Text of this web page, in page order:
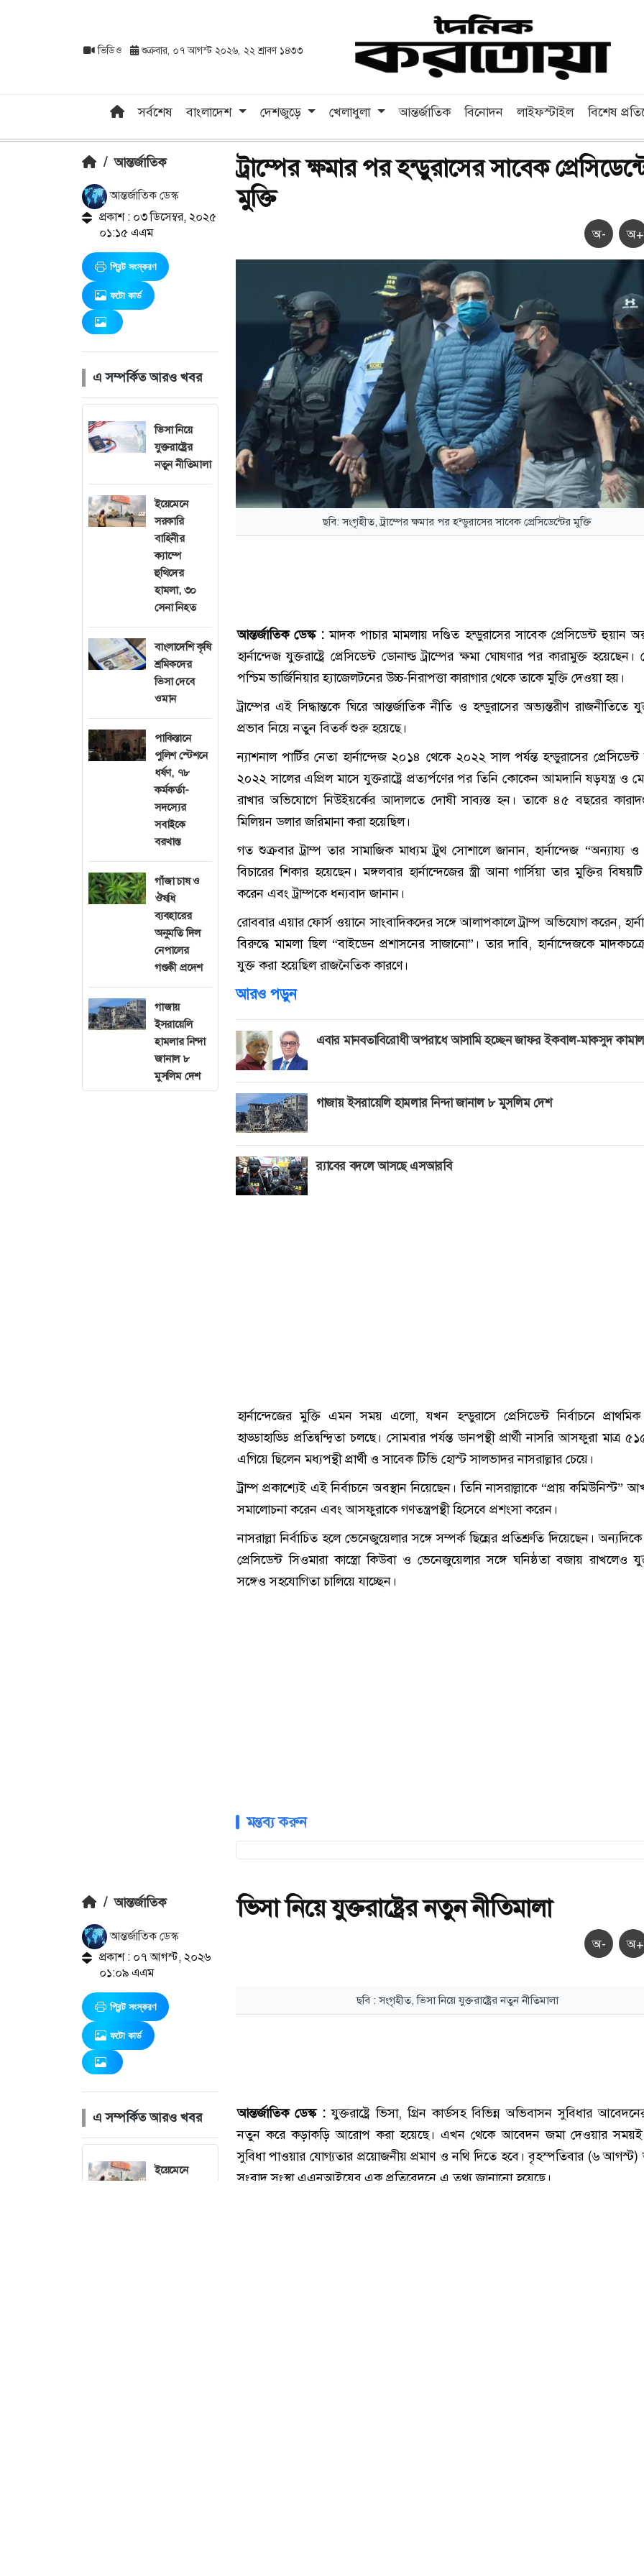
ভিডিও শুক্রবার, ০৭ আগস্ট ২০২৬, ২২ শ্রাবণ ১৪৩৩
সর্বশেষ বাংলাদেশ দেশজুড়ে খেলাধুলা আন্তর্জাতিক বিনোদন লাইফস্টাইল বিশেষ
/ আন্তর্জাতিক
আন্তর্জাতিক ডেস্ক
প্রকাশ : ০৩ ডিসেম্বর, ২০২৫
০১:১৫ এএম
প্রিন্ট সংস্করণ
ফটো কার্ড
এ সম্পর্কিত আরও খবর
ভিসা নিয়ে
যুক্তরাষ্ট্রের
নতুন নীতিমালা
ইয়েমেনে
সরকারি
বাহিনীর
ক্যাম্পে
হুথিদের
হামলা, ৩০
সেনা নিহত
বাংলাদেশি কৃষি
শ্রমিকদের
ভিসা দেবে
ওমান
পাকিস্তানে
পুলিশ স্টেশনে
ধর্ষণ, ৭৮
কর্মকর্তা-
সদস্যের
সবাইকে
বরখাস্ত
গাঁজা চাষ ও
ঔষধি
ব্যবহারের
অনুমতি দিল
নেপালের
গণ্ডকী প্রদেশ
গাজায়
ইসরায়েলি
হামলার নিন্দা
জানাল ৮
মুসলিম দেশ
ট্রাম্পের ক্ষমার পর হন্ডুরাসের সাবেক
মুক্তি
অ- অ+
ছবি: সংগৃহীত, ট্রাম্পের ক্ষমার পর হন্ডুরাসের সাবেক প্রেসিডেন্টের মুক্তি
আন্তর্জাতিক ডেস্ক:মাদক পাচার মামলায় দণ্ডিত হন্ডুরাসের সাবেক প্রেসিডেন্ট হুয়ান
হার্নান্দেজ যুক্তরাষ্ট্রে প্রেসিডেন্ট ডোনাল্ড ট্রাম্পের ক্ষমা ঘোষণার পর কারামুক্ত
পশ্চিম ভার্জিনিয়ার হ্যাজেলটনের উচ্চ-নিরাপত্তা কারাগার থেকে তাকে মুক্তি দেওয়া হয়।
ট্রাম্পের এই সিদ্ধান্তকে ঘিরে আন্তর্জাতিক নীতি ও হন্ডুরাসের অভ্যন্তরীণ রাজনীতিতে
প্রভাব নিয়ে নতুন বিতর্ক শুরু হয়েছে।
ন্যাশনাল পার্টির নেতা হার্নান্দেজ ২০১৪ থেকে ২০২২ সাল পর্যন্ত হন্ডুরাসের
২০২২ সালের এপ্রিল মাসে যুক্তরাষ্ট্রে প্রত্যর্পণের পর তিনি কোকেন আমদানি ষড়যন্ত্র ও
রাখার অভিযোগে নিউইয়র্কের আদালতে দোষী সাব্যস্ত হন। তাকে ৪৫ বছরের
মিলিয়ন ডলার জরিমানা করা হয়েছিল।
গত শুক্রবার ট্রাম্প তার সামাজিক মাধ্যম ট্রুথ সোশালে জানান, হার্নান্দেজ “অন্যায্য
বিচারের শিকার হয়েছেন। মঙ্গলবার হার্নান্দেজের স্ত্রী আনা গার্সিয়া তার মুক্তির
করেন এবং ট্রাম্পকে ধন্যবাদ জানান।
রোববার এয়ার ফোর্স ওয়ানে সাংবাদিকদের সঙ্গে আলাপকালে ট্রাম্প অভিযোগ করেন,
বিরুদ্ধে মামলা ছিল “বাইডেন প্রশাসনের সাজানো”। তার দাবি, হার্নান্দেজকে
যুক্ত করা হয়েছিল রাজনৈতিক কারণে।
আরও পড়ুন
এবার মানবতাবিরোধী অপরাধে আসামি হচ্ছেন জাফর ইকবাল-মাকসুদ
গাজায় ইসরায়েলি হামলার নিন্দা জানাল ৮ মুসলিম দেশ
র‍্যাবের বদলে আসছে এসআরবি
হার্নান্দেজের মুক্তি এমন সময় এলো, যখন হন্ডুরাসে প্রেসিডেন্ট নির্বাচনে
হাড্ডাহাড্ডি প্রতিদ্বন্দ্বিতা চলছে। সোমবার পর্যন্ত ডানপন্থী প্রার্থী নাসরি আসফুরা মাত্র
এগিয়ে ছিলেন মধ্যপন্থী প্রার্থী ও সাবেক টিভি হোস্ট সালভাদর নাসরাল্লার চেয়ে।
ট্রাম্প প্রকাশ্যেই এই নির্বাচনে অবস্থান নিয়েছেন। তিনি নাসরাল্লাকে “প্রায় কমিউনিস্ট”
সমালোচনা করেন এবং আসফুরাকে গণতন্ত্রপন্থী হিসেবে প্রশংসা করেন।
নাসরাল্লা নির্বাচিত হলে ভেনেজুয়েলার সঙ্গে সম্পর্ক ছিন্নের প্রতিশ্রুতি দিয়েছেন।
প্রেসিডেন্ট সিওমারা কাস্ত্রো কিউবা ও ভেনেজুয়েলার সঙ্গে ঘনিষ্ঠতা বজায় রাখলেও
সঙ্গেও সহযোগিতা চালিয়ে যাচ্ছেন।
মন্তব্য করুন
/ আন্তর্জাতিক
আন্তর্জাতিক ডেস্ক
প্রকাশ : ০৭ আগস্ট, ২০২৬
০১:০৯ এএম
প্রিন্ট সংস্করণ
ফটো কার্ড
এ সম্পর্কিত আরও খবর
ইয়েমেনে
ভিসা নিয়ে যুক্তরাষ্ট্রের নতুন নীতিমালা
অ- অ+